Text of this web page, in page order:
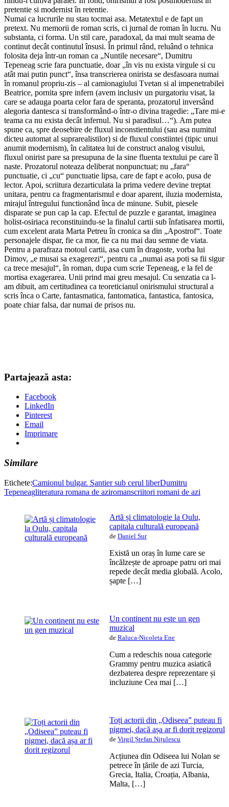
pretentie si modernist în retentie.
Numai ca lucrurile nu stau tocmai asa. Metatextul e de fapt un
pretext. Nu memorii de roman scris, ci jurnal de roman în lucru. Nu
substanta, ci forma. Un stil care, paradoxal, da mai mult seama de
continut decât continutul însusi. În primul rând, reluând o tehnica
folosita deja într-un roman ca „Nuntile necesare“, Dumitru
Tepeneag scrie fara punctuatie, doar „în vis nu exista virgule si cu
atât mai putin punct“, însa transcrierea onirista se desfasoara numai
în romanul propriu-zis – al camionagiului Tvetan si al impenetrabilei
Beatrice, pornita spre infern (avem inclusiv un purgatoriu visat, la
care se adauga poarta celor fara de speranta, prozatorul inversând
alegoria dantesca si transformând-o într-o divina tragedie: „Tare mi-e
teama ca nu exista decât infernul. Nu si paradisul…“). Am putea
spune ca, spre deosebire de fluxul inconstientului (sau asa numitul
dicteu automat al suprarealistilor) si de fluxul constiintei (tipic unui
anumit modernism), în calitatea lui de construct analog visului,
fluxul onirist pare sa presupuna de la sine fluenta textului pe care îl
naste. Prozatorul noteaza deliberat nonpunctuat; nu „fara“
punctuatie, ci „cu“ punctuatie lipsa, care de fapt e acolo, pusa de
lector. Apoi, scriitura dezarticulata la prima vedere devine treptat
unitara, pentru ca fragmentarismul e doar aparent, iluzia modernista,
mirajul întregului functionând înca de minune. Subit, piesele
disparate se pun cap la cap. Efectul de puzzle e garantat, imaginea
holist-osiriaca reconstituindu-se la finalul cartii sub înfatisarea mortii,
cum excelent arata Marta Petreu în cronica sa din „Apostrof“. Toate
personajele dispar, fie ca mor, fie ca nu mai dau semne de viata.
Pentru a parafraza motoul cartii, asa cum în dragoste, vorba lui
Dimov, „e musai sa exagerezi“, pentru ca „numai asa poti sa fii sigur
ca trece mesajul“, în roman, dupa cum scrie Tepeneag, e la fel de
mortisa exagerarea. Unii prind mai greu mesajul. Cu senzatia ca l-
am dibuit, am certitudinea ca teoreticianul onirismului structural a
scris înca o Carte, fantasmatica, fantomatica, fantastica, fantosica,
poate chiar falsa, dar numai de prisos nu.
Partajează asta:
Facebook
LinkedIn
Pinterest
Email
Imprimare
Similare
Etichete:Camionul bulgar. Santier sub cerul liberDumitru
Tepeneagliteratura romana de aziromanscriitori romani de azi
Artă și climatologie la Oulu,
capitala culturală europeană
de Daniel Sur
Există un oraș în lume care se
încălzește de aproape patru ori mai
repede decât media globală. Acolo,
șapte […]
Un continent nu este un gen
muzical
de Raluca-Nicoleta Ene
Cum a redeschis noua categorie
Grammy pentru muzica asiatică
dezbaterea despre reprezentare și
incluziune Cea mai […]
Toți actorii din „Odiseea” puteau fi
pigmei, dacă așa ar fi dorit regizorul
de Virgil Ștefan Nițulescu
Acțiunea din Odiseea lui Nolan se
petrece în țările de azi Turcia,
Grecia, Italia, Croația, Albania,
Malta, […]